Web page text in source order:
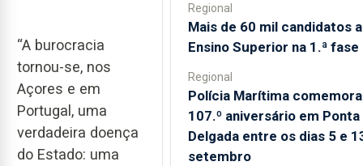
“A burocracia
tornou-se, nos
Açores e em
Portugal, uma
verdadeira doença
do Estado: uma
Regional
Mais de 60 mil candidatos
Ensino Superior na 1.ª fase
Regional
Polícia Marítima comemora
107.º aniversário em Ponta
Delgada entre os dias 5 e
setembro